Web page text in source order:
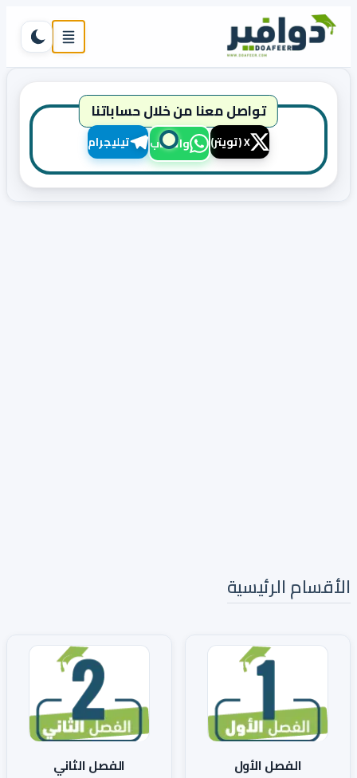
تخطي إلى المحتوى
القائمة
تبديل
تواصل معنا من خلال حساباتنا
X (تويتر) واتساب تيليجرام
الأقسام الرئيسية
الفصل الأول الفصل الثاني